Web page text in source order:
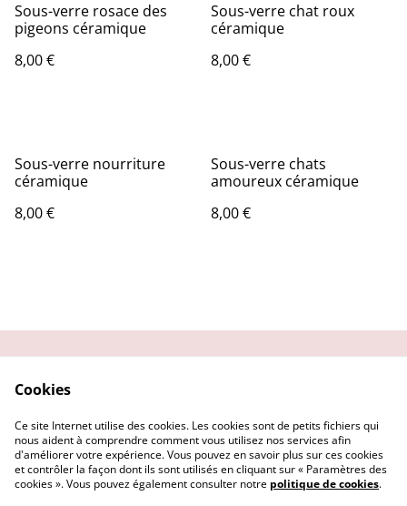
Sous-verre rosace des
pigeons céramique
8,00 €
Sous-verre chat roux
céramique
8,00 €
Sous-verre nourriture
céramique
8,00 €
Sous-verre chats
amoureux céramique
8,00 €
Confidentialité
Demander un retour
Cookies
Cookies
Ce site Internet utilise des cookies. Les cookies sont de petits fichiers qui
nous aident à comprendre comment vous utilisez nos services afin
d'améliorer votre expérience. Vous pouvez en savoir plus sur ces cookies
et contrôler la façon dont ils sont utilisés en cliquant sur « Paramètres des
cookies ». Vous pouvez également consulter notre politique de cookies.